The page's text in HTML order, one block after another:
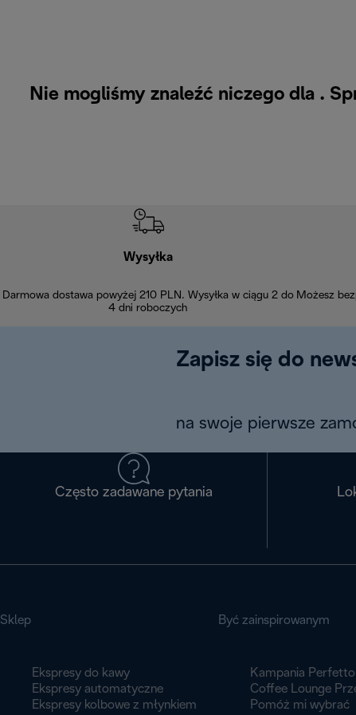
Nie mogliśmy znaleźć niczego dla .
Wysyłka
Darmowa dostawa powyżej 210 PLN. Wysyłka w ciągu 2 do
4 dni roboczych
Możesz
Zapisz się do
na swoje pierwsze
Często zadawane pytania
Sklep
Ekspresy do kawy
Ekspresy automatyczne
Ekspresy kolbowe z młynkiem
Być zainspirowanym
Kampania Perfetto
Coffee Lounge
Pomóż mi wybrać